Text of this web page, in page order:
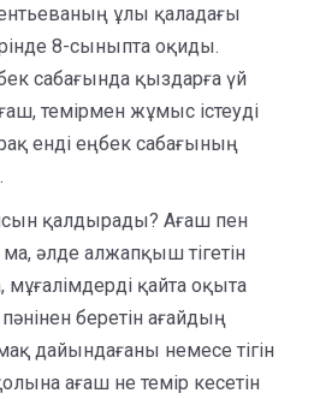
ұлы қаладағы
8-сыныпта оқиды.
сабағында қыздарға үй
темірмен жұмыс істеуді
енді еңбек сабағының
қалдырады? Ағаш пен
ма, әлде алжапқыш тігетін
қайта оқыта
беретін ағайдың
дайындағаны немесе тігін
ағаш не темір кесетін